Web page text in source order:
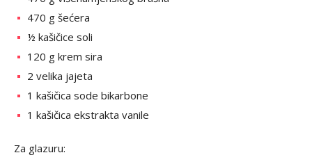
470 g šećera
½ kašičice soli
120 g krem sira
2 velika jajeta
1 kašičica sode bikarbone
1 kašičica ekstrakta vanile
Za glazuru: